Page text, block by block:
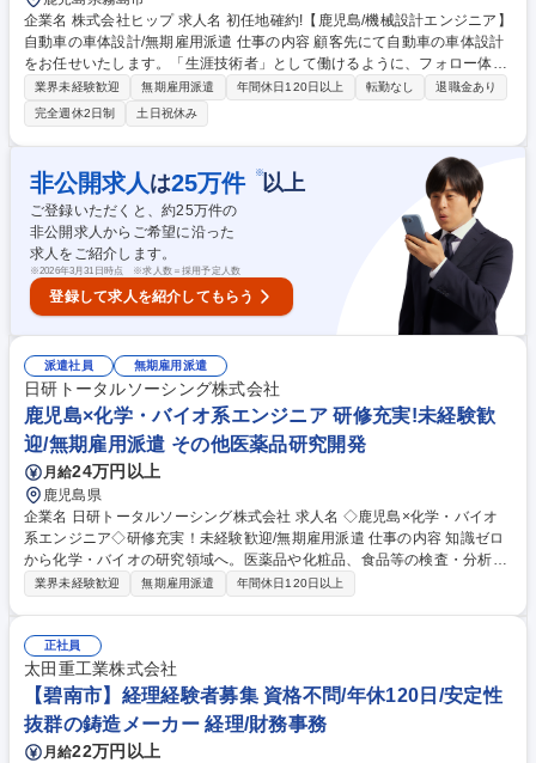
企業名 株式会社ヒップ 求人名 初任地確約!【鹿児島/機械設計エンジニア】
自動車の車体設計/無期雇用派遣 仕事の内容 顧客先にて自動車の車体設計
をお任せいたします。「生涯技術者」として働けるように、フォロー体
制・福利厚生を充実させておりますので、スペシャリストとしてキャリア
を築きたい方は是非ご応募下さい。 《魅力》■生涯技術者として働けるた
めに設立された当社。今後も「技術者と顧客に選ばれる強い会社に」なる
ことをチャレンジしていきます。人材派遣企業から「エンジニアのキャリ
ア形成を支援する企業」を目指しています。■所定労働時間が7時間と短
く、且つ平均残業時間(法定時間外)10 時間弱と働きやすい環境。■上流工
程の案件がメインでスキルアップ可■将来的には「転勤無し」の環境で安
定的なキャリア形成が可能 募集職種 初任地確約!【鹿児島/機械設計エンジ
ニア】自動車の車体設計/無期雇用派遣
業界未経験歓迎 無期雇用派遣 年間休日120日以上 転勤なし
退職金あり
完全週休2日制
土日祝休み
非公開求人 は25万件 ※以上
ご登録いただくと、約25万件の
非公開求人からご希望に沿った
求人をご紹介します。
※2026年3月31日時点 ※求人数＝採用予定人数
登録して求人を紹介してもらう
派遣社員 無期雇用派遣
日研トータルソーシング株式会社
鹿児島×化学・バイオ系エンジニア 研修充実!未経験歓
迎/無期雇用派遣 その他医薬品研究開発
月給24万円以上
鹿児島県
企業名 日研トータルソーシング株式会社 求人名 ◇鹿児島×化学・バイオ
系エンジニア◇研修充実！未経験歓迎/無期雇用派遣 仕事の内容 知識ゼロ
から化学・バイオの研究領域へ。医薬品や化粧品、食品等の検査・分析、
各種試験を担当。神奈川（化学）や東京（バイオ）の専門施設で行う1か
に携わります。【入社後は】化学は神奈川、バイオは東京の専門施設で約
1か月の研修を実施。化学はHPLCやGCの実機操作、バイオは細胞培養の
実習等、プロ講師が丁寧に指導。PCスキルやマナーも網羅したカリキュ
ラムがあるため、専門知識や職歴がなくても安心して大手メーカー等のプ
ロジェクトで活躍できます。 募集職種 ◇鹿児島×化学・バイオ系エンジニ
ア◇研修充実！未経験歓迎/無期雇用派遣
業界未経験歓迎 無期雇用派遣 年間休日120日以上
正社員
太田重工業株式会社
【碧南市】経理経験者募集 資格不問/年休120日/安定性
抜群の鋳造メーカー 経理/財務事務
月給22万円以上